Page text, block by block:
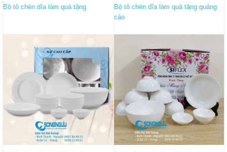
Bộ tô chén dĩa làm quà tặng
Bộ tô chén dĩa làm quà tặng quảng
cáo